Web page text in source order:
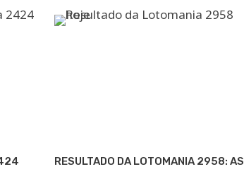
RESULTADO DA LOTOMANIA 2958: AS